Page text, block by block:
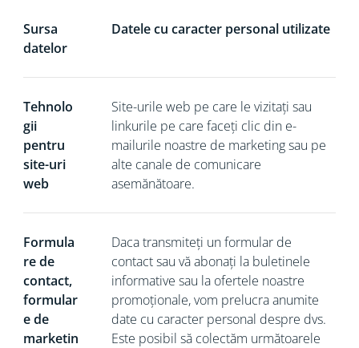
Sursa
datelor
Datele cu caracter personal utilizate
Tehnolo
gii
pentru
site-uri
web
Site-urile web pe care le vizitați sau
linkurile pe care faceți clic din e-
mailurile noastre de marketing sau pe
alte canale de comunicare
asemănătoare.
Formula
re de
contact,
formular
e de
marketin
Dacatransmiteți un formular de
contact sau vă abonați la buletinele
informative sau la ofertele noastre
promoționale, vom prelucra anumite
date cu caracter personal despre dvs.
Este posibil să colectăm următoarele